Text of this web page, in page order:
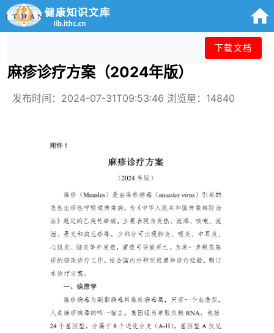
下载文档
麻疹诊疗方案（2024年版）
发布时间：2024-07-31T09:53:46 浏览量：14840